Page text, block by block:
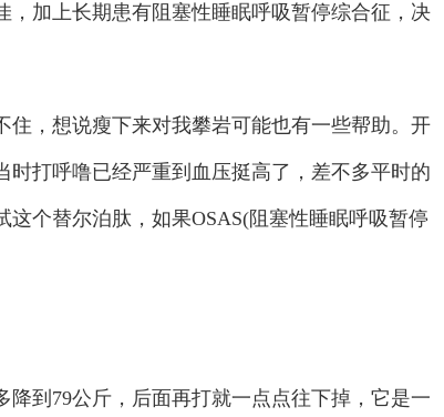
加上长期患有阻塞性睡眠呼吸暂停综合征，决
，想说瘦下来对我攀岩可能也有一些帮助。开
打呼噜已经严重到血压挺高了，差不多平时的
个替尔泊肽，如果OSAS(阻塞性睡眠呼吸暂停
到79公斤，后面再打就一点点往下掉，它是一